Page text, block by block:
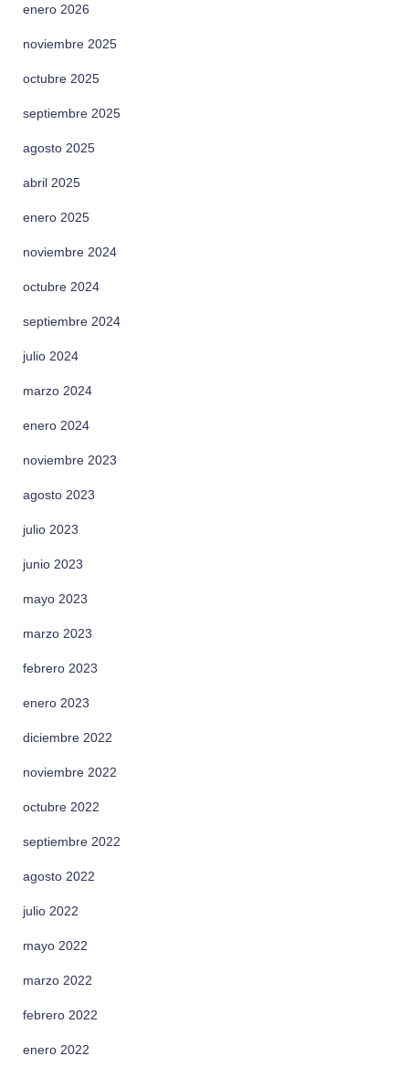
enero 2026
noviembre 2025
octubre 2025
septiembre 2025
agosto 2025
abril 2025
enero 2025
noviembre 2024
octubre 2024
septiembre 2024
julio 2024
marzo 2024
enero 2024
noviembre 2023
agosto 2023
julio 2023
junio 2023
mayo 2023
marzo 2023
febrero 2023
enero 2023
diciembre 2022
noviembre 2022
octubre 2022
septiembre 2022
agosto 2022
julio 2022
mayo 2022
marzo 2022
febrero 2022
enero 2022